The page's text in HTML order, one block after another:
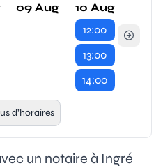
09 Aug
10 Aug
12:00
13:00
14:00
d’horaires
un notaire à Ingré